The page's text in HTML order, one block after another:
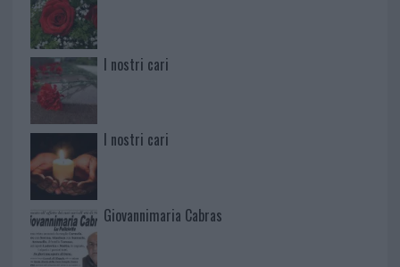
I nostri cari
I nostri cari
Giovannimaria Cabras